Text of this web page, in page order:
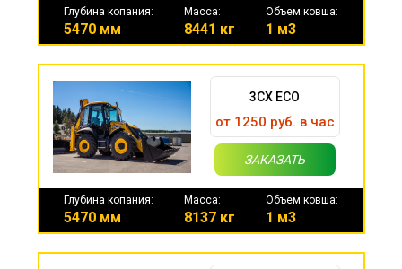
Глубина копания:
5470 мм
Масса:
8441 кг
Объем ковша:
1 м3
3CX ECO
от 1250 руб. в час
ЗАКАЗАТЬ
Глубина копания:
5470 мм
Масса:
8137 кг
Объем ковша:
1 м3